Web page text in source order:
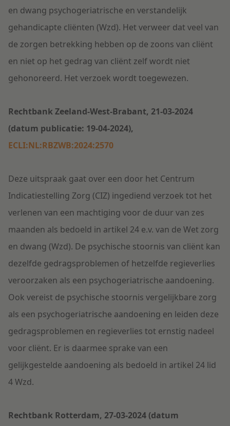
en dwang psychogeriatrische en verstandelijk
gehandicapte cliënten (Wzd). Het verweer dat veel van
de zorgen betrekking hebben op de zoons van cliënt
en niet op het gedrag van cliënt zelf wordt niet
gehonoreerd. Het verzoek wordt toegewezen.
Rechtbank Zeeland-West-Brabant, 21-03-2024
(datum publicatie: 19-04-2024),
ECLI:NL:RBZWB:2024:2570
Deze uitspraak gaat over een door het Centrum
Indicatiestelling Zorg (CIZ) ingediend verzoek tot het
verlenen van een machtiging voor de duur van zes
maanden als bedoeld in artikel 24 e.v. van de Wet zorg
en dwang (Wzd). De psychische stoornis van cliënt kan
dezelfde gedragsproblemen of hetzelfde regieverlies
veroorzaken als een psychogeriatrische aandoening.
Ook vereist de psychische stoornis vergelijkbare zorg
als een psychogeriatrische aandoening en leiden deze
gedragsproblemen en regieverlies tot ernstig nadeel
voor cliënt. Er is daarmee sprake van een
gelijkgestelde aandoening als bedoeld in artikel 24 lid
4 Wzd.
Rechtbank Rotterdam, 27-03-2024 (datum